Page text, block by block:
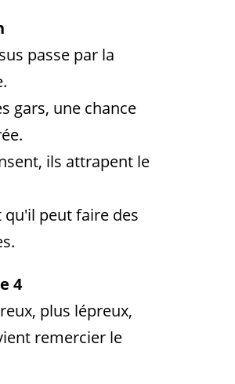
passe par la
gars, une chance
ils attrapent le
qu'il peut faire des
4
plus lépreux,
remercier le